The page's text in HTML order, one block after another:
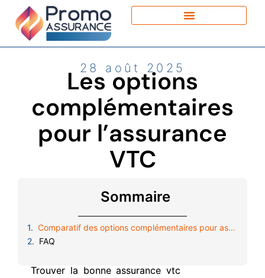
28 août 2025
Les options
complémentaires
pour l’assurance
VTC
Sommaire
Comparatif des options complémentaires pour assurer votre VTC
FAQ
Trouver la bonne assurance vtc